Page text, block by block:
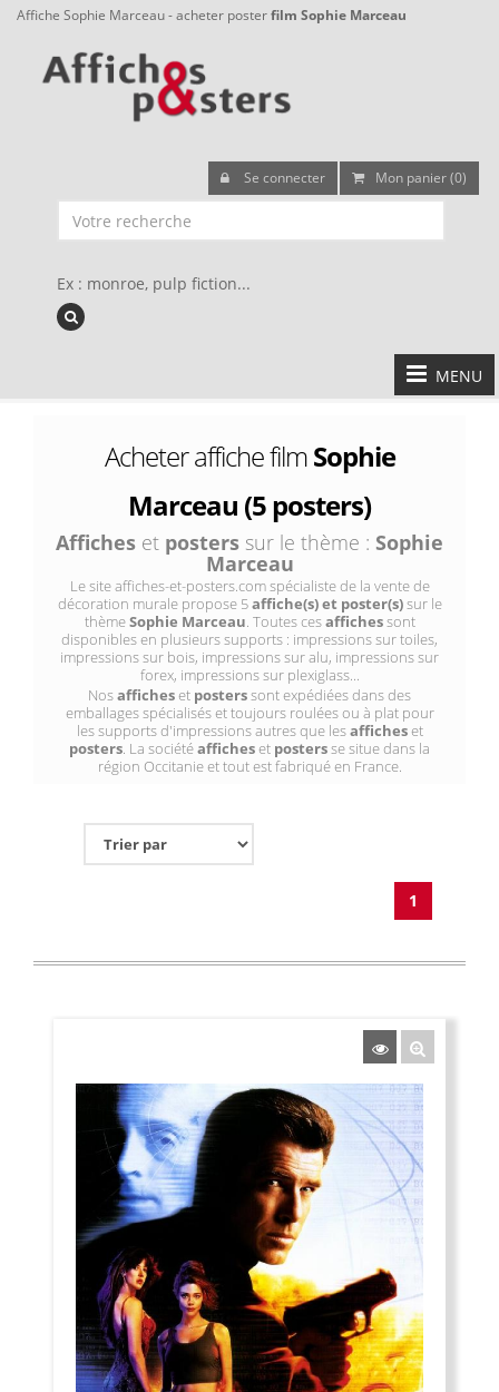
Affiche Sophie Marceau - acheter posterfilm Sophie Marceau
Se connecter Mon panier (0)
Ex : monroe, pulp fiction...
MENU
Acheter affiche filmSophie
Marceau (5 posters)
Affiches et posters sur le thème : Sophie
Marceau
Le site affiches-et-posters.com spécialiste de la vente de
décoration murale propose 5affiche(s) et poster(s)sur le
thèmeSophie Marceau. Toutes cesaffichessont
disponibles en plusieurs supports : impressions sur toiles,
impressions sur bois, impressions sur alu, impressions sur
forex, impressions sur plexiglass...
Nosafficheset posterssont expédiées dans des
emballages spécialisés et toujours roulées ou à plat pour
les supports d'impressions autres que lesafficheset
posters. La sociétéafficheset postersse situe dans la
région Occitanie et tout est fabriqué en France.
1